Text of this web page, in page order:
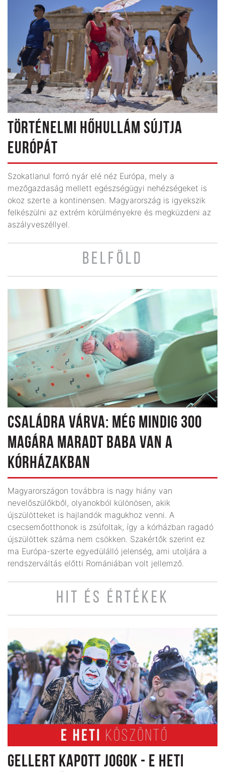
TÖRTÉNELMI HŐHULLÁM SÚJTJA
EURÓPÁT
Szokatlanul forró nyár elé néz Európa, mely a
mezőgazdaság mellett egészségügyi nehézségeket is
okoz szerte a kontinensen. Magyarország is igyekszik
felkészülni az extrém körülményekre és megküzdeni az
aszályveszéllyel.
BELFÖLD
CSALÁDRA VÁRVA: MÉG MINDIG 300
MAGÁRA MARADT BABA VAN A
KÓRHÁZAKBAN
Magyarországon továbbra is nagy hiány van
nevelőszülőkből, olyanokból különösen, akik
újszülötteket is hajlandók magukhoz venni. A
csecsemőotthonok is zsúfoltak, így a kórházban ragadó
újszülöttek száma nem csökken. Szakértők szerint ez
ma Európa-szerte egyedülálló jelenség, ami utoljára a
rendszerváltás előtti Romániában volt jellemző.
HIT ÉS ÉRTÉKEK
GELLERT KAPOTT JOGOK - E HETI